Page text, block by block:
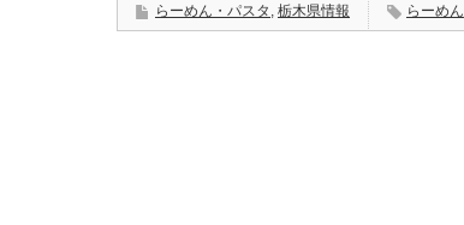
らーめん・パスタ , 栃木県情報 らーめん